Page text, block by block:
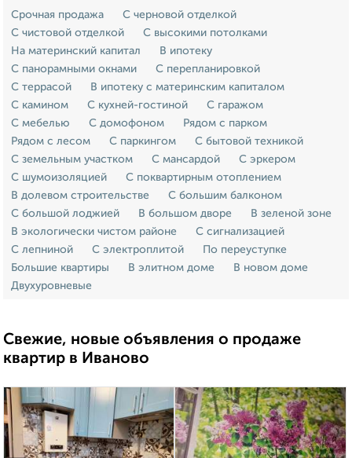
Срочная продажа
С черновой отделкой
С чистовой отделкой
С высокими потолками
На материнский капитал
В ипотеку
С панорамными окнами
С перепланировкой
С террасой
В ипотеку с материнским капиталом
С камином
С кухней-гостиной
С гаражом
С мебелью
С домофоном
Рядом с парком
Рядом с лесом
С паркингом
С бытовой техникой
С земельным участком
С мансардой
С эркером
С шумоизоляцией
С поквартирным отоплением
В долевом строительстве
С большим балконом
С большой лоджией
В большом дворе
В зеленой зоне
В экологически чистом районе
С сигнализацией
С лепниной
С электроплитой
По переуступке
Большие квартиры
В элитном доме
В новом доме
Двухуровневые
Свежие, новые объявления о продаже
квартир в Иваново